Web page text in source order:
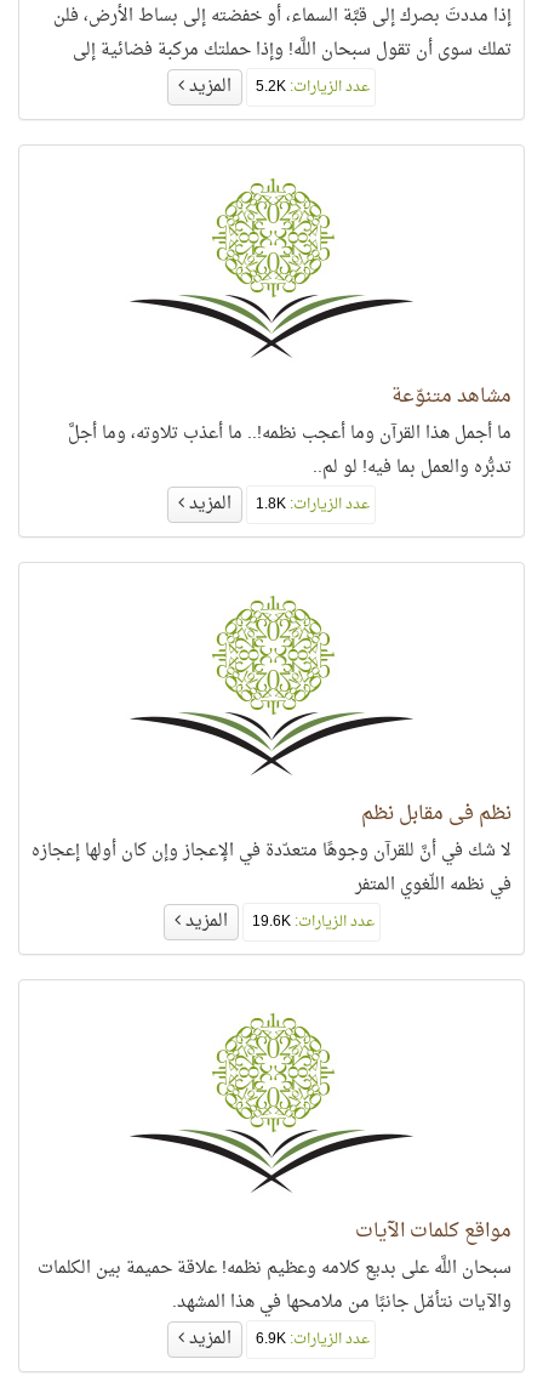
إذا مددتَ بصرك إلى قبَّة السماء، أو خفضته إلى بساط الأرض، فلن
تملك سوى أن تقول سبحان اللَّه! وإذا حملتك مركبة فضائية إلى
عدد الزيارات: المزيد
مشاهد متنوّعة
ما أجمل هذا القرآن وما أعجب نظمه!.. ما أعذب تلاوته، وما أجلَّ
تدبُّره والعمل بما فيه! لو لم..
عدد الزيارات: المزيد
نظم في مقابل نظم
لا شك في أنَّ للقرآن وجوهًا متعدّدة في الإعجاز وإن كان أولها إعجازه
في نظمه اللّغوي المتفر
عدد الزيارات:19.6K المزيد
مواقع كلمات الآيات
سبحان اللَّه على بديع كلامه وعظيم نظمه! علاقة حميمة بين الكلمات
والآيات نتأمّل جانبًا من ملامحها في هذا المشهد.
عدد الزيارات: المزيد